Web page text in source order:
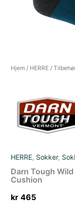
Hjem / HERRE /
HERRE, Sokker,
Darn Tough
Cushion
kr 465